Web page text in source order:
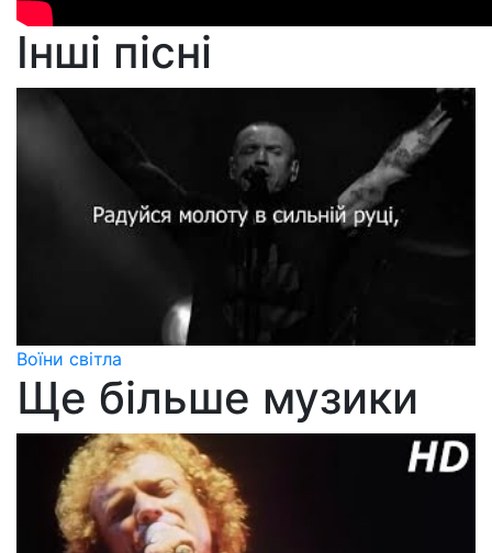
Інші пісні
Воїни світла
Ще більше музики